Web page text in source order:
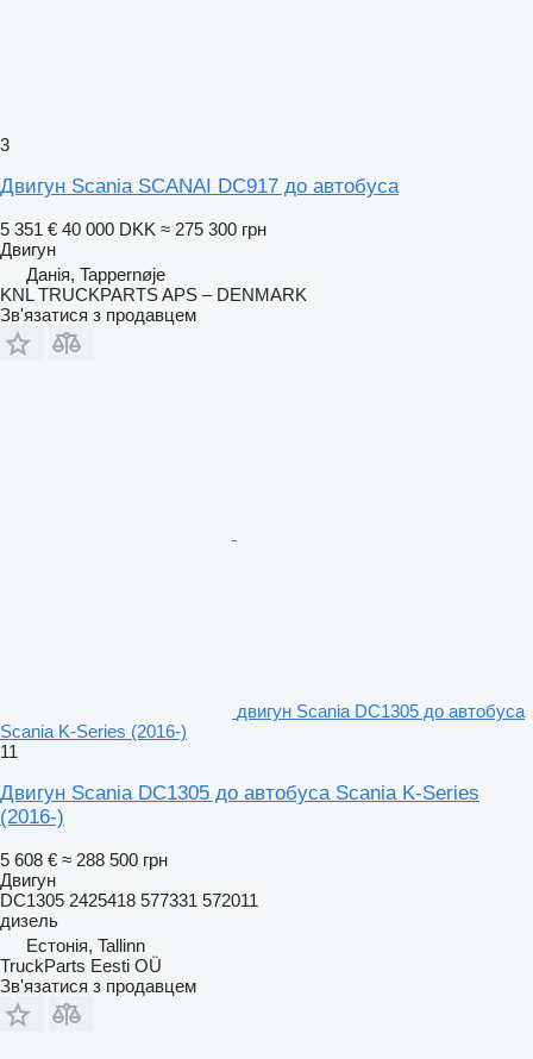
3
Двигун Scania SCANAI DC917 до автобуса
5 351 € 40 000 DKK ≈ 275 300 грн
Двигун
Данія, Tappernøje
KNL TRUCKPARTS APS – DENMARK
Зв'язатися з продавцем
двигун Scania DC1305 до автобуса
Scania K-Series (2016-)
11
Двигун Scania DC1305 до автобуса Scania K-Series
(2016-)
5 608 € ≈ 288 500 грн
Двигун
DC1305 2425418 577331 572011
дизель
Естонія, Tallinn
TruckParts Eesti OÜ
Зв'язатися з продавцем